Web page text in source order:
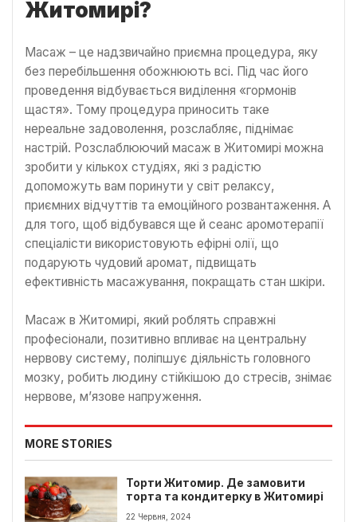
Житомирі?
Масаж – це надзвичайно приємна процедура, яку
без перебільшення обожнюють всі. Під час його
проведення відбувається виділення «гормонів
щастя». Тому процедура приносить таке
нереальне задоволення, розслабляє, піднімає
настрій. Розслаблюючий масаж в Житомирі можна
зробити у кількох студіях, які з радістю
допоможуть вам поринути у світ релаксу,
приємних відчуттів та емоційного розвантаження. А
для того, щоб відбувався ще й сеанс аромотерапії
спеціалісти використовують ефірні олії, що
подарують чудовий аромат, підвищать
ефективність масажування, покращать стан шкіри.
Масаж в Житомирі, який роблять справжні
професіонали, позитивно впливає на центральну
нервову систему, поліпшує діяльність головного
мозку, робить людину стійкішою до стресів, знімає
нервове, м’язове напруження.
MORE STORIES
Торти Житомир. Де замовити
торта та кондитерку в Житомирі
22 Червня, 2024